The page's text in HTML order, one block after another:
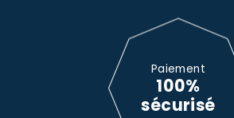
Paiement
100%
sécurisé